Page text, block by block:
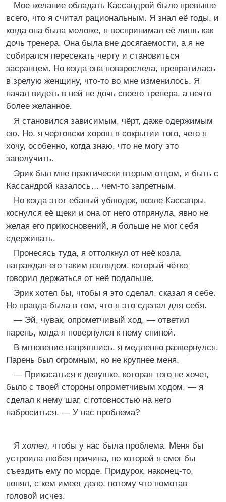
Мое желание обладать Кассандрой было превыше
всего, что я считал рациональным. Я знал её годы, и
когда она была моложе, я воспринимал её лишь как
дочь тренера. Она была вне досягаемости, а я не
собирался пересекать черту и становиться
засранцем. Но когда она повзрослела, превратилась
в зрелую женщину, что-то во мне изменилось. Я
начал видеть в ней не дочь своего тренера, а нечто
более желанное.
Я становился зависимым, чёрт, даже одержимым
ею. Но, я чертовски хорош в сокрытии того, чего я
хочу, особенно, когда знаю, что не могу это
заполучить.
Эрик был мне практически вторым отцом, и быть с
Кассандрой казалось… чем-то запретным.
Но когда этот ебаный ублюдок, возле Кассанры,
коснулся её щеки и она от него отпрянула, явно не
желая его прикосновений, я больше не мог себя
сдерживать.
Пронесясь туда, я оттолкнул от неё козла,
награждая его таким взглядом, который чётко
говорил держаться от неё подальше.
Эрик хотел бы, чтобы я это сделал, сказал я себе.
Но правда была в том, что я это сделал для себя.
— Эй, чувак, опрометчивый ход, — ответил
парень, когда я повернулся к нему спиной.
В мгновение напрягшись, я медленно развернулся.
Парень был огромным, но не крупнее меня.
— Прикасаться к девушке, которая того не хочет,
было с твоей стороны опрометчивым ходом, — я
сделал к нему шаг, с готовностью на него
наброситься. — У нас проблема?
Яхотел, чтобы у нас была проблема. Меня бы
устроила любая причина, по которой я смог бы
съездить ему по морде. Придурок, наконец-то,
понял, с кем имеет дело, потому что помотав
головой исчез.